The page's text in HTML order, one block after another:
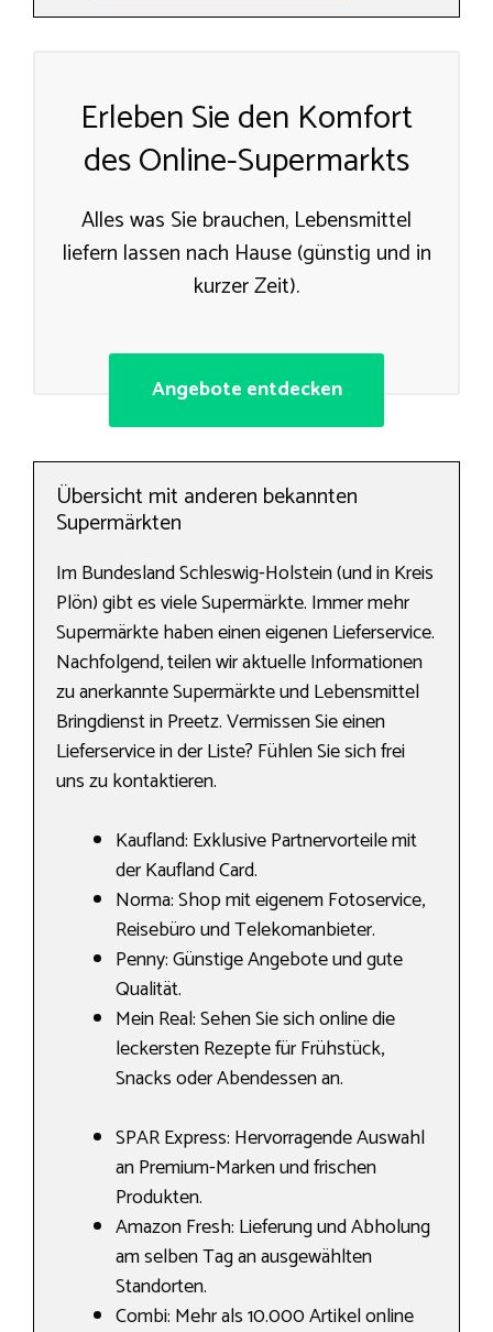
Erleben Sie den Komfort
des Online-Supermarkts
Alles was Sie brauchen, Lebensmittel
liefern lassen nach Hause (günstig und in
kurzer Zeit).
Angebote entdecken
Übersicht mit anderen bekannten
Supermärkten
Im Bundesland Schleswig-Holstein (und in Kreis
Plön) gibt es viele Supermärkte. Immer mehr
Supermärkte haben einen eigenen Lieferservice.
Nachfolgend, teilen wir aktuelle Informationen
zu anerkannte Supermärkte und Lebensmittel
Bringdienst in Preetz. Vermissen Sie einen
Lieferservice in der Liste? Fühlen Sie sich frei
uns zu kontaktieren.
Kaufland: Exklusive Partnervorteile mit
der Kaufland Card.
Norma: Shop mit eigenem Fotoservice,
Reisebüro und Telekomanbieter.
Penny: Günstige Angebote und gute
Qualität.
Mein Real: Sehen Sie sich online die
leckersten Rezepte für Frühstück,
Snacks oder Abendessen an.
SPAR Express: Hervorragende Auswahl
an Premium-Marken und frischen
Produkten.
Amazon Fresh: Lieferung und Abholung
am selben Tag an ausgewählten
Standorten.
Combi: Mehr als 10.000 Artikel online